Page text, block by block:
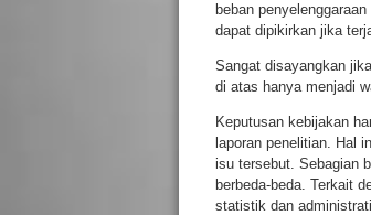
beban
dapat dipikirkan jika
Sangat disayangkan
di atas hanya menjadi
Keputusan kebijakan
laporan penelitian. Hal
isu tersebut. Sebagian
berbeda-beda. Terkait
statistik dan